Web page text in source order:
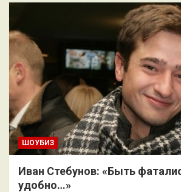
ШОУБИЗ
Иван Стебунов: «Быть
удобно…»